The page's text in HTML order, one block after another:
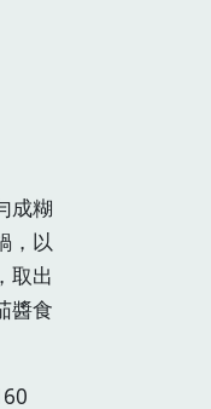
成糊
，以
取出
醬食